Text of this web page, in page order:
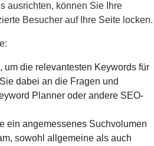
ausrichten, können Sie Ihre
Besucher auf Ihre Seite locken.
die relevantesten Keywords für
dabei an die Fragen und
Planner oder andere SEO-
ein angemessenes Suchvolumen
sowohl allgemeine als auch